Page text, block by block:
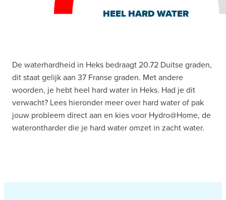
HEEL HARD WATER
De waterhardheid in Heks bedraagt 20.72 Duitse graden,
dit staat gelijk aan 37 Franse graden. Met andere
woorden, je hebt heel hard water in Heks. Had je dit
verwacht? Lees hieronder meer over hard water of pak
jouw probleem direct aan en kies voor Hydro@Home, de
waterontharder die je hard water omzet in zacht water.